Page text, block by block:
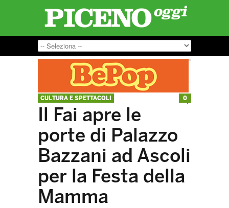
CULTURA E SPETTACOLI
Il Fai apre le
porte di Palazzo
Bazzani ad Ascoli
per la Festa della
Mamma
0